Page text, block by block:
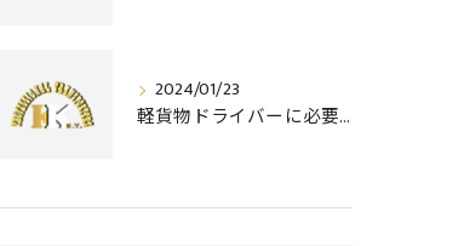
2024/01/23
軽貨物ドライバーに必要な資格とは？